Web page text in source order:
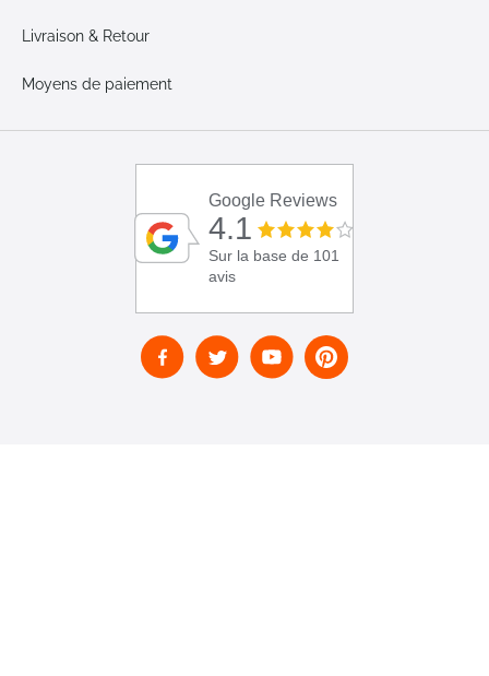
Livraison & Retour
Moyens de paiement
Google Reviews
4.1
Sur la base de 101
avis